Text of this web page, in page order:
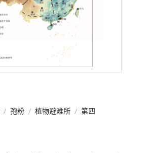
/ 孢粉 / 植物避难所 / 第四